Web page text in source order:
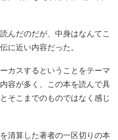
んだのだが、中身はなんてこ
に近い内容だった。
カスするということをテーマ
容が多く、この本を読んで具
そこまでのものではなく感じ
清算した著者の一区切りの本